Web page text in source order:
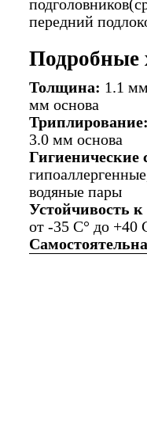
передний
Подробные
Толщина: 1.1
мм основа
Триплирование:
3.0 мм основа
Гигиенические
водяные пары
Устойчивость
от -35 C° до +40